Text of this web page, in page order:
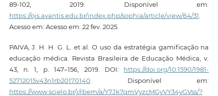
89-102, 2019. Disponível em:
https://ojs.avantis.edu.br/index.php/sophia/article/view/64/31.
Acesso em: Acesso em: 22 fev. 2025.
PAIVA, J. H. H. G. L. et al. O uso da estratégia gamificação na
educação médica. Revista Brasileira de Educação Médica, v.
43, n. 1, p. 147–156, 2019. DOI: https://doi.org/10.1590/1981-
52712015v43n1rb20170140 . Disponível em:
https://www.scielo.br/j/rbem/a/Y7Jk7qmVyzcMGyVY34yGVss/?